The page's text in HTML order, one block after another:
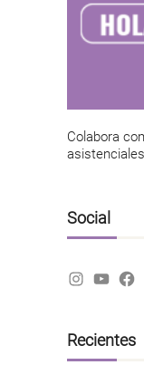
Colabora
Social
Recientes